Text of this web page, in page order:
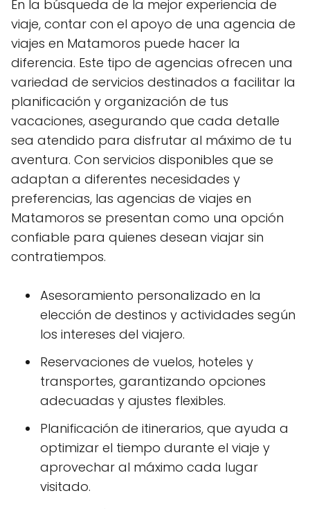
En la búsqueda de la mejor experiencia de
viaje, contar con el apoyo de una agencia de
viajes en Matamoros puede hacer la
diferencia. Este tipo de agencias ofrecen una
variedad de servicios destinados a facilitar la
planificación y organización de tus
vacaciones, asegurando que cada detalle
sea atendido para disfrutar al máximo de tu
aventura. Con servicios disponibles que se
adaptan a diferentes necesidades y
preferencias, las agencias de viajes en
Matamoros se presentan como una opción
confiable para quienes desean viajar sin
contratiempos.
Asesoramiento personalizado en la
elección de destinos y actividades según
los intereses del viajero.
Reservaciones de vuelos, hoteles y
transportes, garantizando opciones
adecuadas y ajustes flexibles.
Planificación de itinerarios, que ayuda a
optimizar el tiempo durante el viaje y
aprovechar al máximo cada lugar
visitado.